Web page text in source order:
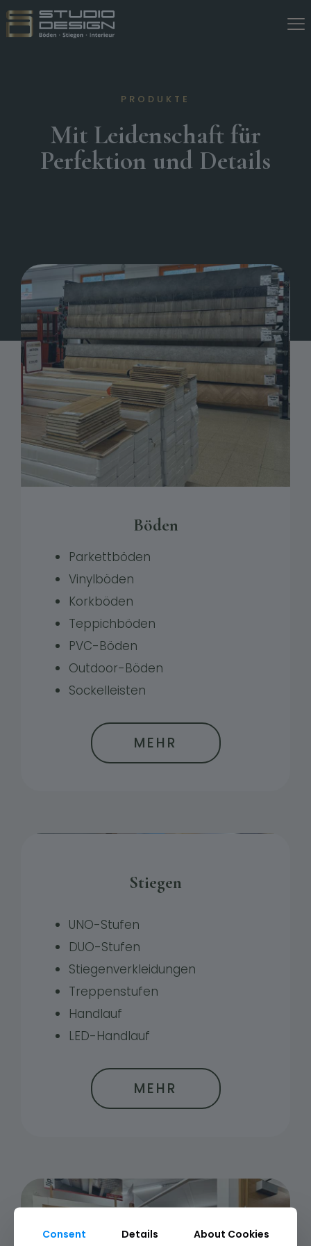
PRODUKTE
Mit Leidenschaft für
Perfektion und Details
Böden
Parkettböden
Vinylböden
Korkböden
Teppichböden
PVC-Böden
Outdoor-Böden
Sockelleisten
MEHR
Stiegen
UNO-Stufen
DUO-Stufen
Stiegenverkleidungen
Treppenstufen
Handlauf
LED-Handlauf
MEHR
Consent Details About Cookies